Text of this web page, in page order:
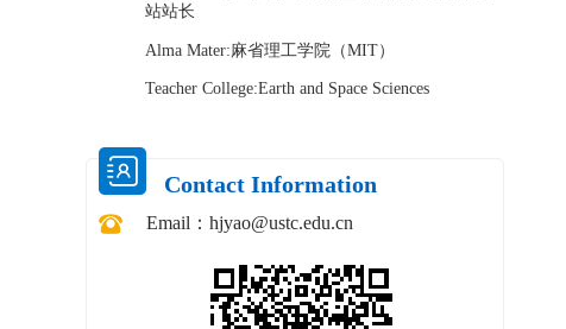
站站长
Alma Mater:麻省理工学院（MIT）
Teacher College:Earth and Space Sciences
Contact Information
Email： hjyao@ustc.edu.cn